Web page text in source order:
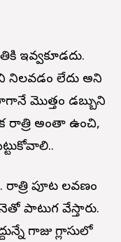
ఇవ్వకూడదు.
నిలవడం లేదు అని
మొత్తం డబ్బుని
రాత్రి అంతా ఉంచి,
రాత్రి పూట లవణం
పాటుగ వేస్తారు.
గాజు గ్లాసులో